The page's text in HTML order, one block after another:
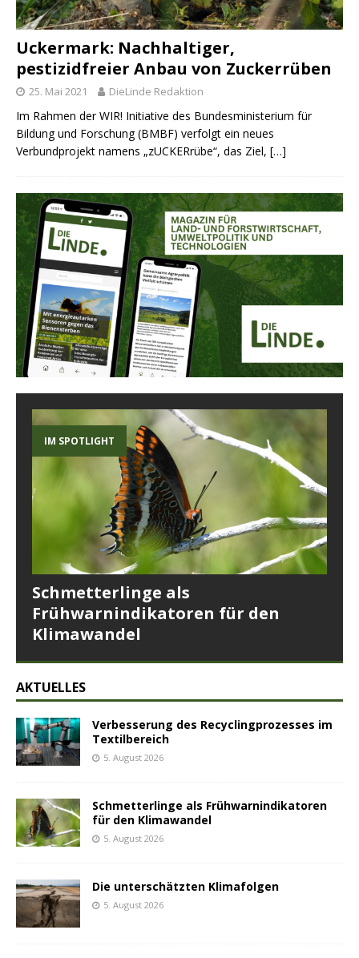
Uckermark: Nachhaltiger,
pestizidfreier Anbau von Zuckerrüben
25. Mai 2021 DieLinde Redaktion
Im Rahmen der WIR! Initiative des Bundesministerium für
Bildung und Forschung (BMBF) verfolgt ein neues
Verbundprojekt namens „zUCKERrübe“, das Ziel, […]
IM SPOTLIGHT
Schmetterlinge als
Frühwarnindikatoren für den
Klimawandel
AKTUELLES
Verbesserung des Recyclingprozesses im
Textilbereich
5. August 2026
Schmetterlinge als Frühwarnindikatoren
für den Klimawandel
5. August 2026
Die unterschätzten Klimafolgen
5. August 2026